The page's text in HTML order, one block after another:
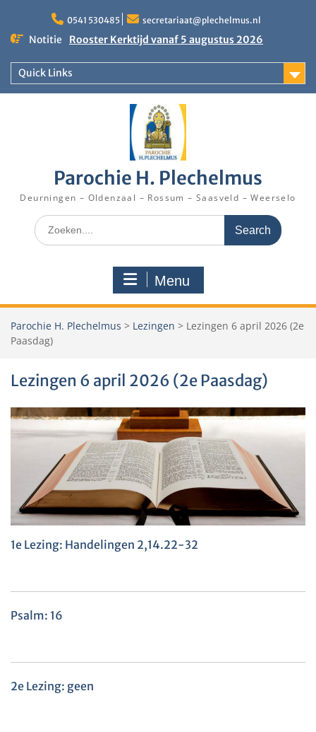
content
0541 530485 secretariaat@plechelmus.nl
Notitie
Rooster Kerktijd vanaf 5 augustus 2026
zondag 27 september 2026 in Klooster
Denekamp
Quick Links
Parochie H. Plechelmus
Deurningen – Oldenzaal – Rossum – Saasveld – Weerselo
Search
for:
Menu
Parochie H. Plechelmus > Lezingen > Lezingen 6 april 2026 (2e
Paasdag)
Lezingen 6 april 2026 (2e Paasdag)
1e Lezing: Handelingen 2,14.22-32
Psalm: 16
2e Lezing: geen